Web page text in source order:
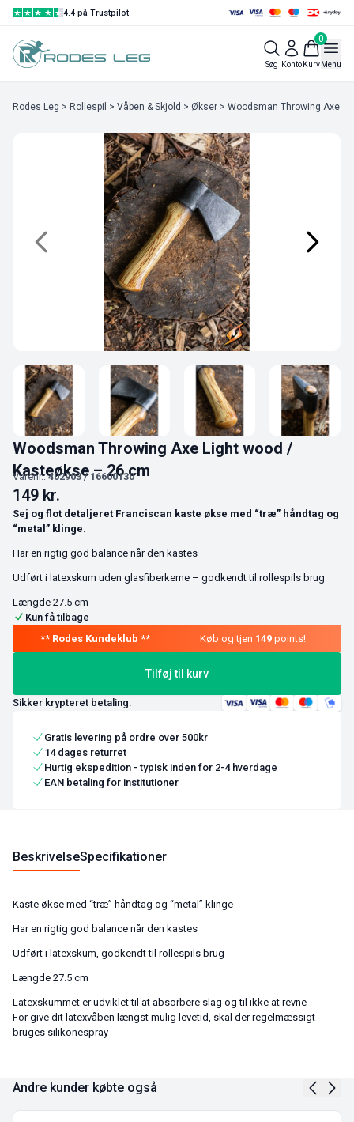
4.4 på Trustpilot
Søg Konto
0
KurvMenu
Rodes Leg > Rollespil > Våben & Skjold > Økser > Woodsman Throwing Axe
Woodsman Throwing Axe Light wood /
Kasteøkse – 26 cm
Varenr.:402903 / 16600130
149 kr.
Sej og flot detaljeret Franciscan kaste økse med “træ” håndtag og
“metal” klinge.
Har en rigtig god balance når den kastes
Udført i latexskum uden glasfiberkerne – godkendt til rollespils brug
Længde 27.5 cm
Kun få tilbage
Køb og tjen 149 points!
Tilføj til kurv
Sikker krypteret betaling:
Gratis levering på ordre over 500kr
14 dages returret
Hurtig ekspedition - typisk inden for 2-4 hverdage
EAN betaling for institutioner
BeskrivelseSpecifikationer
Kaste økse med “træ” håndtag og “metal” klinge
Har en rigtig god balance når den kastes
Udført i latexskum, godkendt til rollespils brug
Længde 27.5 cm
Latexskummet er udviklet til at absorbere slag og til ikke at revne
For give dit latexvåben længst mulig levetid, skal der regelmæssigt
bruges silikonespray
Andre kunder købte også